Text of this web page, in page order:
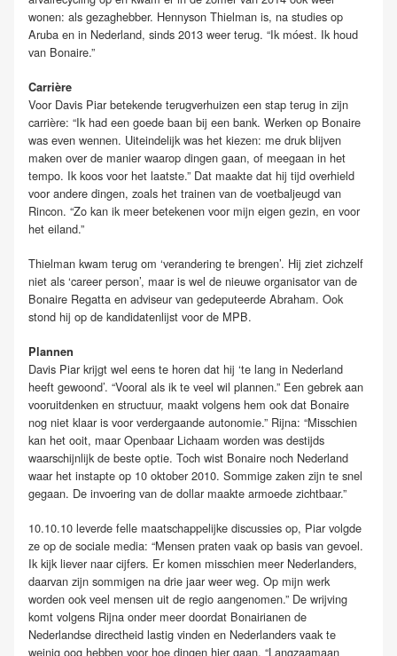
wonen: als gezaghebber. Hennyson Thielman is, na studies op
Aruba en in Nederland, sinds 2013 weer terug. “Ik móest. Ik houd
van Bonaire.”
Carrière
Voor Davis Piar betekende terugverhuizen een stap terug in zijn
carrière: “Ik had een goede baan bij een bank. Werken op Bonaire
was even wennen. Uiteindelijk was het kiezen: me druk blijven
maken over de manier waarop dingen gaan, of meegaan in het
tempo. Ik koos voor het laatste.” Dat maakte dat hij tijd overhield
voor andere dingen, zoals het trainen van de voetbaljeugd van
Rincon. “Zo kan ik meer betekenen voor mijn eigen gezin, en voor
het eiland.”
Thielman kwam terug om ‘verandering te brengen’. Hij ziet zichzelf
niet als ‘career person’, maar is wel de nieuwe organisator van de
Bonaire Regatta en adviseur van gedeputeerde Abraham. Ook
stond hij op de kandidatenlijst voor de MPB.
Plannen
Davis Piar krijgt wel eens te horen dat hij ‘te lang in Nederland
heeft gewoond’. “Vooral als ik te veel wil plannen.” Een gebrek aan
vooruitdenken en structuur, maakt volgens hem ook dat Bonaire
nog niet klaar is voor verdergaande autonomie.” Rijna: “Misschien
kan het ooit, maar Openbaar Lichaam worden was destijds
waarschijnlijk de beste optie. Toch wist Bonaire noch Nederland
waar het instapte op 10 oktober 2010. Sommige zaken zijn te snel
gegaan. De invoering van de dollar maakte armoede zichtbaar.”
10.10.10 leverde felle maatschappelijke discussies op, Piar volgde
ze op de sociale media: “Mensen praten vaak op basis van gevoel.
Ik kijk liever naar cijfers. Er komen misschien meer Nederlanders,
daarvan zijn sommigen na drie jaar weer weg. Op mijn werk
worden ook veel mensen uit de regio aangenomen.” De wrijving
komt volgens Rijna onder meer doordat Bonairianen de
Nederlandse directheid lastig vinden en Nederlanders vaak te
weinig oog hebben voor hoe dingen hier gaan. “Langzaamaan